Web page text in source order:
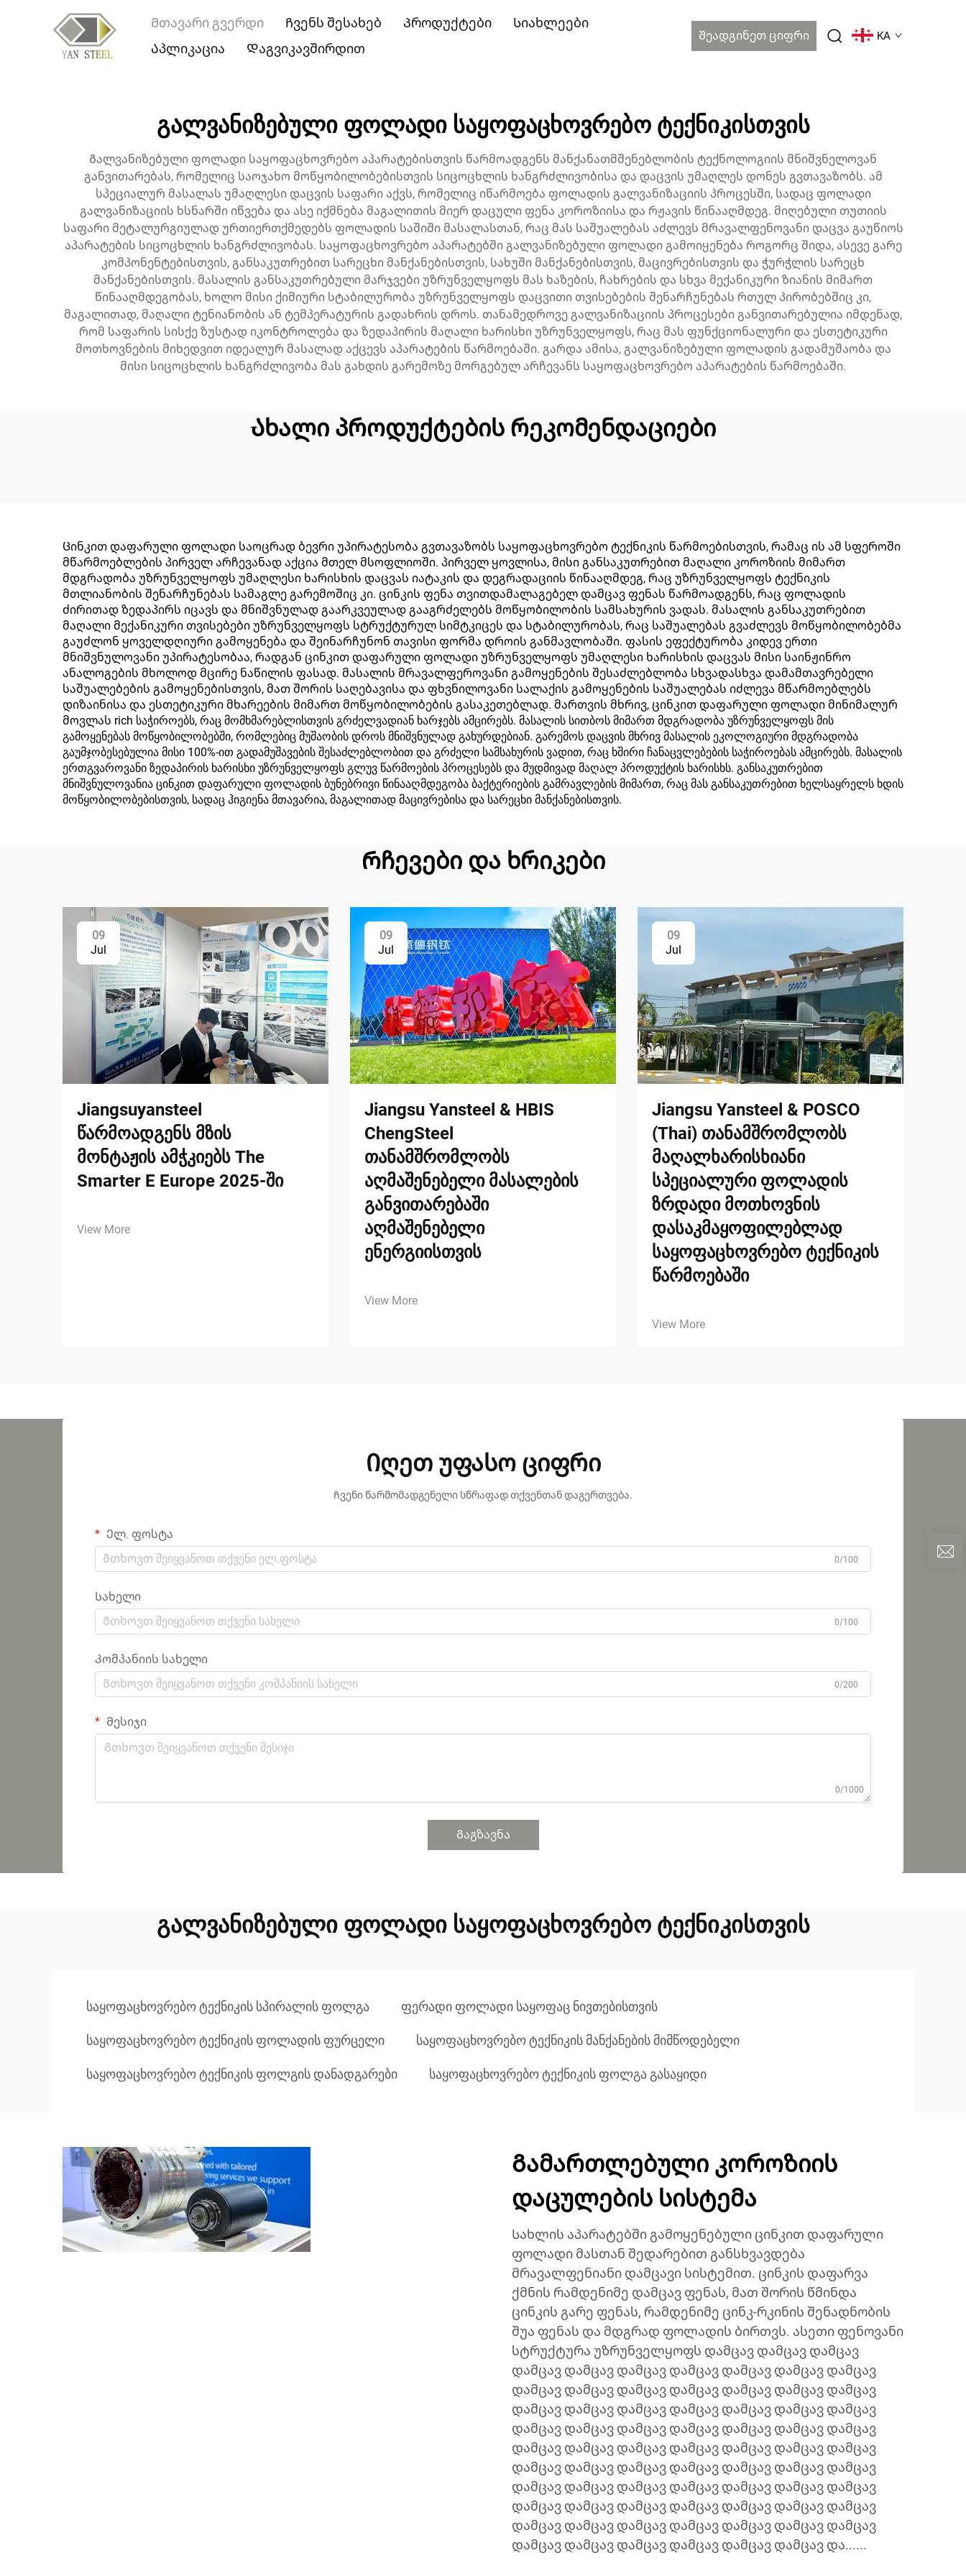
Მთავარი გვერდი Ჩვენს შესახებ Პროდუქტები
Სიახლეები
Აპლიკაცია
Დაგვიკავშირდით
Შეადგინეთ Ციფრი KA
გალვანიზებული ფოლადი საყოფაცხოვრებო ტექნიკისთვის
Გალვანიზებული ფოლადი საყოფაცხოვრებო აპარატებისთვის წარმოადგენს მანქანათმშენებლობის ტექნოლოგიის მნიშვნელოვან
განვითარებას, რომელიც საოჯახო მოწყობილობებისთვის სიცოცხლის ხანგრძლივობისა და დაცვის უმაღლეს დონეს გვთავაზობს. ამ
სპეციალურ მასალას უმაღლესი დაცვის საფარი აქვს, რომელიც იწარმოება ფოლადის გალვანიზაციის პროცესში, სადაც ფოლადი
გალვანიზაციის ხსნარში იწვება და ასე იქმნება მაგალითის მიერ დაცული ფენა კოროზიისა და რჟავის წინააღმდეგ. მიღებული თუთიის
საფარი მეტალურგიულად ურთიერთქმედებს ფოლადის საშიში მასალასთან, რაც მას საშუალებას აძლევს მრავალფენოვანი დაცვა გაუწიოს
აპარატების სიცოცხლის ხანგრძლივობას. საყოფაცხოვრებო აპარატებში გალვანიზებული ფოლადი გამოიყენება როგორც შიდა, ასევე გარე
კომპონენტებისთვის, განსაკუთრებით სარეცხი მანქანებისთვის, სახუში მანქანებისთვის, მაცივრებისთვის და ჭურჭლის სარეცხ
მანქანებისთვის. მასალის განსაკუთრებული მარჯვები უზრუნველყოფს მას ხაზების, ჩახრების და სხვა მექანიკური ზიანის მიმართ
წინააღმდეგობას, ხოლო მისი ქიმიური სტაბილურობა უზრუნველყოფს დაცვითი თვისებების შენარჩუნებას რთულ პირობებშიც კი,
მაგალითად, მაღალი ტენიანობის ან ტემპერატურის გადახრის დროს. თანამედროვე გალვანიზაციის პროცესები განვითარებულია იმდენად,
რომ საფარის სისქე ზუსტად იკონტროლება და ზედაპირის მაღალი ხარისხი უზრუნველყოფს, რაც მას ფუნქციონალური და ესთეტიკური
მოთხოვნების მიხედვით იდეალურ მასალად აქცევს აპარატების წარმოებაში. გარდა ამისა, გალვანიზებული ფოლადის გადამუშაობა და
მისი სიცოცხლის ხანგრძლივობა მას გახდის გარემოზე მორგებულ არჩევანს საყოფაცხოვრებო აპარატების წარმოებაში.
Ახალი პროდუქტების რეკომენდაციები
Ცინკით დაფარული ფოლადი საოცრად ბევრი უპირატესობა გვთავაზობს საყოფაცხოვრებო ტექნიკის წარმოებისთვის, რამაც ის ამ სფეროში
მწარმოებლების პირველ არჩევანად აქცია მთელ მსოფლიოში. პირველ ყოვლისა, მისი განსაკუთრებით მაღალი კოროზიის მიმართ
მდგრადობა უზრუნველყოფს უმაღლესი ხარისხის დაცვას იატაკის და დეგრადაციის წინააღმდეგ, რაც უზრუნველყოფს ტექნიკის
მთლიანობის შენარჩუნებას სამაგლე გარემოშიც კი. ცინკის ფენა თვითდამალაგებელ დამცავ ფენას წარმოადგენს, რაც ფოლადის
ძირითად ზედაპირს იცავს და მნიშვნულად გაარკვეულად გააგრძელებს მოწყობილობის სამსახურის ვადას. მასალის განსაკუთრებით
მაღალი მექანიკური თვისებები უზრუნველყოფს სტრუქტურულ სიმტკიცეს და სტაბილურობას, რაც საშუალებას გვაძლევს მოწყობილობებმა
გაუძლონ ყოველდღიური გამოყენება და შეინარჩუნონ თავისი ფორმა დროის განმავლობაში. ფასის ეფექტურობა კიდევ ერთი
მნიშვნულოვანი უპირატესობაა, რადგან ცინკით დაფარული ფოლადი უზრუნველყოფს უმაღლესი ხარისხის დაცვას მისი საინჟინრო
ანალოგების მხოლოდ მცირე ნაწილის ფასად. მასალის მრავალფეროვანი გამოყენების შესაძლებლობა სხვადასხვა დამამთავრებელი
საშუალებების გამოყენებისთვის, მათ შორის საღებავისა და ფხვნილოვანი სალაქის გამოყენების საშუალებას იძლევა მწარმოებლებს
დიზაინისა და ესთეტიკური მხარეების მიმართ მოწყობილობების გასაკეთებლად. მართვის მხრივ, ცინკით დაფარული ფოლადი მინიმალურ
მოვლას rich საჭიროებს, რაც მომხმარებლისთვის გრძელვადიან ხარჯებს ამცირებს. მასალის სითბოს მიმართ მდგრადობა უზრუნველყოფს მის
გამოყენებას მოწყობილობებში, რომლებიც მუშაობის დროს მნიშვნულად გახურდებიან. გარემოს დაცვის მხრივ მასალის ეკოლოგიური მდგრადობა
გაუმჯობესებულია მისი 100%-ით გადამუშავების შესაძლებლობით და გრძელი სამსახურის ვადით, რაც ხშირი ჩანაცვლებების საჭიროებას ამცირებს. მასალის
ერთგვაროვანი ზედაპირის ხარისხი უზრუნველყოფს გლუვ წარმოების პროცესებს და მუდმივად მაღალ პროდუქტის ხარისხს. განსაკუთრებით
მნიშვნულოვანია ცინკით დაფარული ფოლადის ბუნებრივი წინააღმდეგობა ბაქტერიების გამრავლების მიმართ, რაც მას განსაკუთრებით ხელსაყრელს ხდის
მოწყობილობებისთვის, სადაც ჰიგიენა მთავარია, მაგალითად მაცივრებისა და სარეცხი მანქანებისთვის.
Რჩევები და ხრიკები
09
Jul
Jiangsuyansteel
წარმოადგენს მზის
მონტაჟის ამჭკიებს The
Smarter E Europe 2025-ში
View More
09
Jul
Jiangsu Yansteel & HBIS
ChengSteel
თანამშრომლობს
აღმაშენებელი მასალების
განვითარებაში
აღმაშენებელი
ენერგიისთვის
View More
09
Jul
Jiangsu Yansteel & POSCO
(Thai) თანამშრომლობს
მაღალხარისხიანი
სპეციალური ფოლადის
ზრდადი მოთხოვნის
დასაკმაყოფილებლად
საყოფაცხოვრებო ტექნიკის
წარმოებაში
View More
Იღეთ უფასო ციფრი
Ჩვენი წარმომადგენელი სწრაფად თქვენთან დაგერთვება.
Ელ. ფოსტა
0/100
Სახელი
0/100
Კომპანიის სახელი
0/200
Მესიჯი
0/1000
Გაგზავნა
გალვანიზებული ფოლადი საყოფაცხოვრებო ტექნიკისთვის
საყოფაცხოვრებო ტექნიკის სპირალის ფოლგა ფერადი ფოლადი საყოფაც ნივთებისთვის
საყოფაცხოვრებო ტექნიკის ფოლადის ფურცელი საყოფაცხოვრებო ტექნიკის მანქანების მიმწოდებელი
საყოფაცხოვრებო ტექნიკის ფოლგის დანადგარები საყოფაცხოვრებო ტექნიკის ფოლგა გასაყიდი
Გამართლებული კოროზიის
დაცულების სისტემა
Სახლის აპარატებში გამოყენებული ცინკით დაფარული
ფოლადი მასთან შედარებით განსხვავდება
მრავალფენიანი დამცავი სისტემით. ცინკის დაფარვა
ქმნის რამდენიმე დამცავ ფენას, მათ შორის წმინდა
ცინკის გარე ფენას, რამდენიმე ცინკ-რკინის შენადნობის
შუა ფენას და მდგრად ფოლადის ბირთვს. ასეთი ფენოვანი
სტრუქტურა უზრუნველყოფს დამცავ დამცავ დამცავ
დამცავ დამცავ დამცავ დამცავ დამცავ დამცავ დამცავ
დამცავ დამცავ დამცავ დამცავ დამცავ დამცავ დამცავ
დამცავ დამცავ დამცავ დამცავ დამცავ დამცავ დამცავ
დამცავ დამცავ დამცავ დამცავ დამცავ დამცავ დამცავ
დამცავ დამცავ დამცავ დამცავ დამცავ დამცავ დამცავ
დამცავ დამცავ დამცავ დამცავ დამცავ დამცავ დამცავ
დამცავ დამცავ დამცავ დამცავ დამცავ დამცავ დამცავ
დამცავ დამცავ დამცავ დამცავ დამცავ დამცავ დამცავ
დამცავ დამცავ დამცავ დამცავ დამცავ დამცავ დამცავ
დამცავ დამცავ დამცავ დამცავ დამცავ დამცავ და......